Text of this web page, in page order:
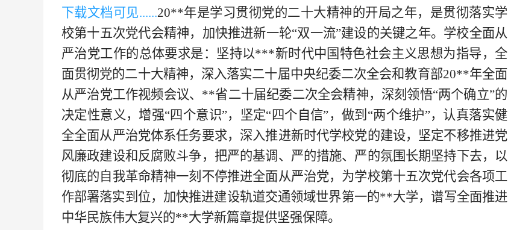
下载文档可见......20**年是学习贯彻党的二十大精神的开局之年，是贯彻落实学
校第十五次党代会精神，加快推进新一轮“双一流”建设的关键之年。学校全面从
严治党工作的总体要求是：坚持以***新时代中国特色社会主义思想为指导，全
面贯彻党的二十大精神，深入落实二十届中央纪委二次全会和教育部20**年全面
从严治党工作视频会议、**省二十届纪委二次全会精神，深刻领悟“两个确立”的
决定性意义，增强“四个意识”，坚定“四个自信”，做到“两个维护”，认真落实健
全全面从严治党体系任务要求，深入推进新时代学校党的建设，坚定不移推进党
风廉政建设和反腐败斗争，把严的基调、严的措施、严的氛围长期坚持下去，以
彻底的自我革命精神一刻不停推进全面从严治党，为学校第十五次党代会各项工
作部署落实到位，加快推进建设轨道交通领域世界第一的**大学，谱写全面推进
中华民族伟大复兴的**大学新篇章提供坚强保障。